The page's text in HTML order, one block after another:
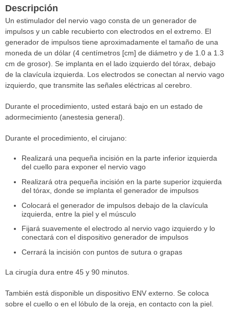
Descripción
Un estimulador del nervio vago consta de un generador de
impulsos y un cable recubierto con electrodos en el extremo. El
generador de impulsos tiene aproximadamente el tamaño de una
moneda de un dólar (4 centímetros [cm] de diámetro y de 1.0 a 1.3
cm de grosor). Se implanta en el lado izquierdo del tórax, debajo
de la clavícula izquierda. Los electrodos se conectan al nervio vago
izquierdo, que transmite las señales eléctricas al cerebro.
Durante el procedimiento, usted estará bajo en un estado de
adormecimiento (anestesia general).
Durante el procedimiento, el cirujano:
Realizará una pequeña incisión en la parte inferior izquierda
del cuello para exponer el nervio vago
Realizará otra pequeña incisión en la parte superior izquierda
del tórax, donde se implanta el generador de impulsos
Colocará el generador de impulsos debajo de la clavícula
izquierda, entre la piel y el músculo
Fijará suavemente el electrodo al nervio vago izquierdo y lo
conectará con el dispositivo generador de impulsos
Cerrará la incisión con puntos de sutura o grapas
La cirugía dura entre 45 y 90 minutos.
También está disponible un dispositivo ENV externo. Se coloca
sobre el cuello o en el lóbulo de la oreja, en contacto con la piel.